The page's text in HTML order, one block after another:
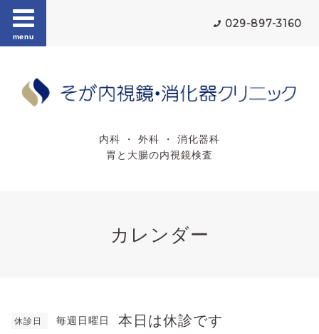
menu
029-897-3160
内科 ・ 外科 ・ 消化器科
胃と大腸の内視鏡検査
カレンダー
休診日 毎週日曜日 本日は休診です